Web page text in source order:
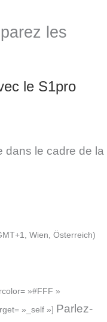
les
le S1pro
dans le cadre de la
Wien, Österreich)
»#FFF »
»_self »] Parlez-